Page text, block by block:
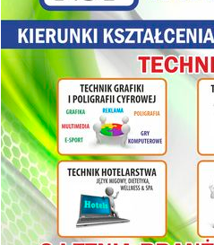
JabĹoĹski 2006-2021. All rights